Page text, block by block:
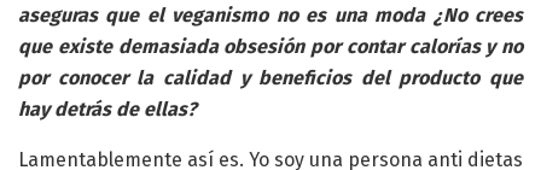
aseguras que el veganismo no es una moda ¿No crees
que existe demasiada obsesión por contar calorías y no
por conocer la calidad y beneficios del producto que
hay detrás de ellas?
Lamentablemente así es. Yo soy una persona anti dietas